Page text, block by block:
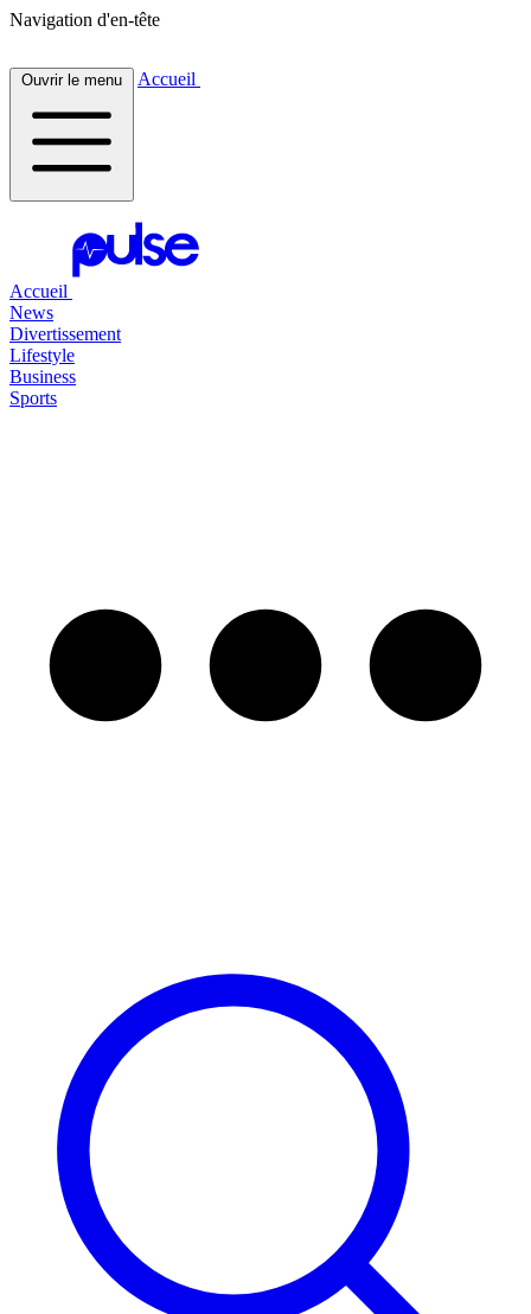
Navigation d'en-tête
Ouvrir le menu Accueil
Accueil
News
Divertissement
Lifestyle
Business
Sports